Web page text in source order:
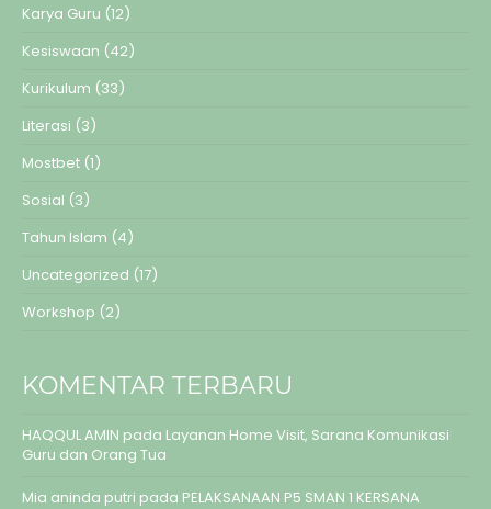
Karya Guru (12)
Kesiswaan (42)
Kurikulum (33)
Literasi (3)
Mostbet (1)
Sosial (3)
Tahun Islam (4)
Uncategorized (17)
Workshop (2)
KOMENTAR TERBARU
HAQQUL AMIN pada Layanan Home Visit, Sarana Komunikasi
Guru dan Orang Tua
Mia aninda putri pada PELAKSANAAN P5 SMAN 1 KERSANA